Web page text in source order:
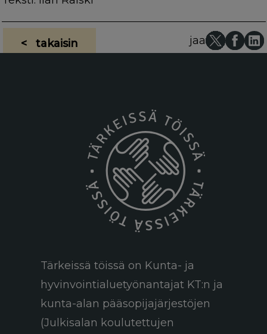
< takaisin jaa
Tärkeissä töissä on Kunta- ja
hyvinvointialuetyönantajat KT:n ja
kunta-alan pääsopijajärjestöjen
(Julkisalan koulutettujen